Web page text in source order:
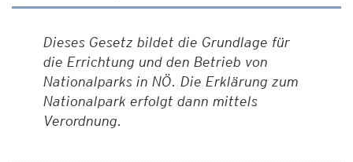
Dieses Gesetz bildet die Grundlage für
die Errichtung und den Betrieb von
Nationalparks in NÖ. Die Erklärung zum
Nationalpark erfolgt dann mittels
Verordnung.